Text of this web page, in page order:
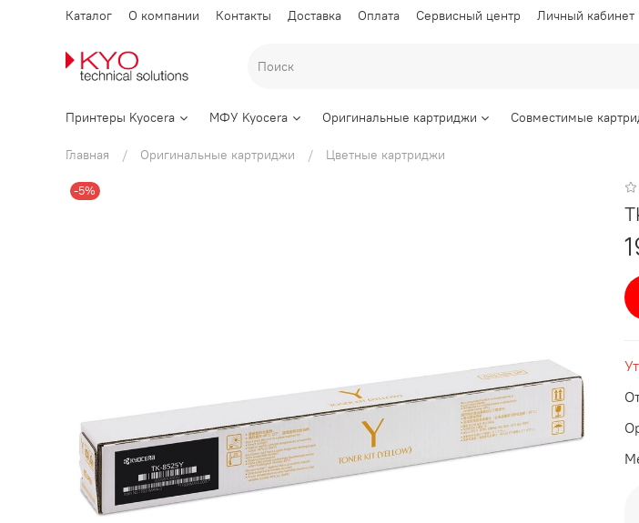
Каталог О компании Контакты Доставка Оплата Сервисный центр Личный кабинет
Принтеры Kyocera МФУ Kyocera Оригинальные картриджи Совместимые
Главная Оригинальные картриджи Цветные картриджи
-5%